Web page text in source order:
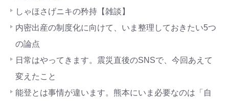
しゃほさげニキの矜持【雑談】
内密出産の制度化に向けて、いま整理しておきたい5つ
の論点
日常はやってきます。震災直後のSNSで、今回あえて
変えたこと
能登とは事情が違います。熊本にいま必要なのは「自